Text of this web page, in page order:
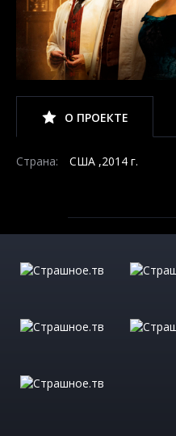
О ПРОЕКТЕ
Страна: США ,2014 г.